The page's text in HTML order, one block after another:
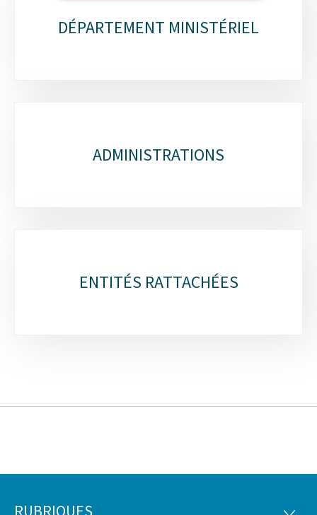
rubriquesDÉPARTEMENT MINISTÉRIEL
ADMINISTRATIONS
ENTITÉS RATTACHÉES